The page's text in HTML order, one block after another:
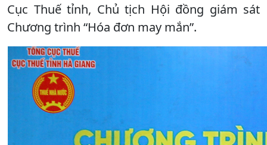
Cục Thuế tỉnh, Chủ tịch Hội đồng giám sát
Chương trình “Hóa đơn may mắn”.